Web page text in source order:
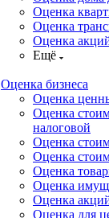
Оценка
Оценка
Оценка
Ещё
Оценка бизнеса
Оценка
Оценка
налоговой
Оценка
Оценка
Оценка
Оценка
Оценка
Оценка для